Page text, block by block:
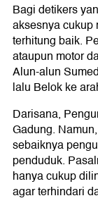
Bagi detikers
aksesnya cukup
terhitung baik.
ataupun motor
Alun-alun
lalu Belok ke
Darisana,
Gadung.
sebaiknya
penduduk.
hanya cukup
agar terhindari